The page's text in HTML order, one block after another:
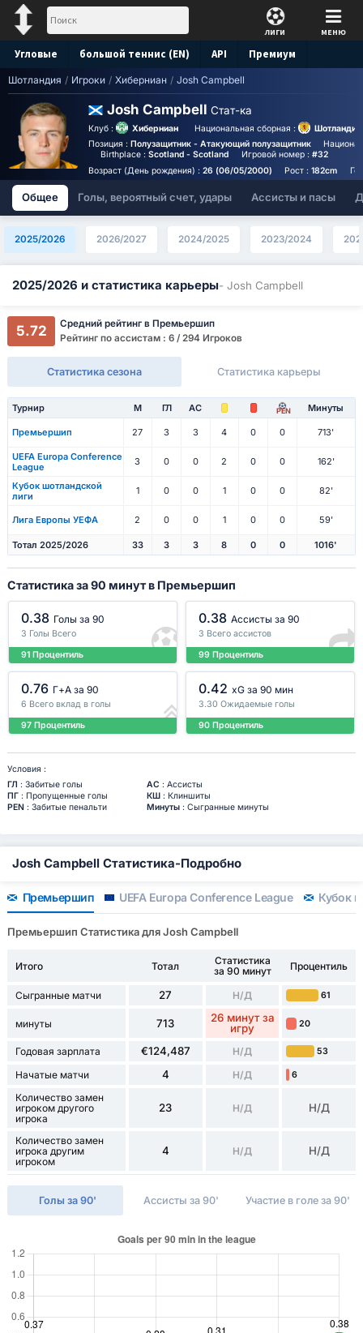
ЛИГИ МЕНЮ
Угловые большой теннис (EN) API Премиум
Прогноз
Шотландия / Игроки / Хиберниан / Josh Campbell
Josh Campbell Стат-ка
Клуб : Хиберниан Национальная сборная :
Шотландия
Позиция : Полузащитник - Атакующий полузащитник
Birthplace :Scotland - Scotland Игровой номер : #32
Возраст (День рождения) : 26 (06/05/2000) Рост :182cm
Общее Голы, вероятный счет, удары Ассисты и пасы
2025/2026 2026/2027 2024/2025 2023/2024
2025/2026 и статистика карьеры- Josh Campbell
5.72
Средний рейтинг в Премьершип
Рейтинг по ассистам : 6 / 294 Игроков
Статистика сезона Статистика карьеры
Турнир М ГЛ АС PEN Минуты
Премьершип 27 3 3 4 0 0 713'
UEFA Europa Conference
League
3 0 0 2 0 0 162'
Кубок шотландской
лиги
1 0 0 1 0 0 82'
Лига Европы УЕФА 2 0 0 1 0 0 59'
Тотал 2025/2026 33 3 3 8 0 0 1016'
Статистика за 90 минут в Премьершип
0.38 Голы за 90
3 Голы Всего
91 Процентиль
0.38 Ассисты за 90
3 Всего ассистов
99 Процентиль
0.76 Г+A за 90
6 Всего вклад в голы
97 Процентиль
0.42 xG за 90 мин
3.30 Ожидаемые голы
90 Процентиль
Условия :
ГЛ : Забитые голы АС : Ассисты
ПГ: Пропущенные голы КШ: Клиншиты
PEN: Забитые пенальти Минуты: Сыгранные минуты
Josh Campbell Статистика-Подробно
Премьершип UEFA Europa Conference League Кубок
Премьершип Статистика для Josh Campbell
Итого Тотал
Статистика
за 90 минут
Процентиль
Сыгранные матчи 27 Н/Д 61
минуты 713
26 минут за
игру
20
Годовая зарплата €124,487 Н/Д 53
Начатые матчи 4 Н/Д 6
Количество замен
игроком другого
игрока
23 Н/Д Н/Д
Количество замен
игрока другим
игроком
4 Н/Д Н/Д
Голы за 90' Ассисты за 90' Участие в голе за 90'